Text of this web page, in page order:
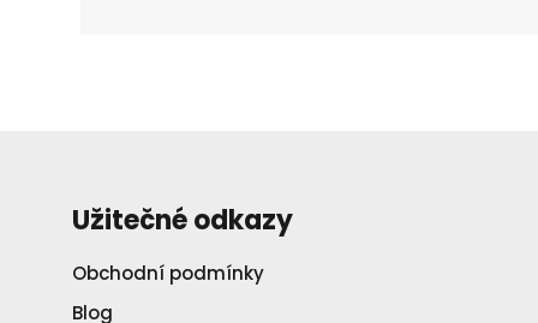
Užitečné odkazy
Obchodní podmínky
Blog